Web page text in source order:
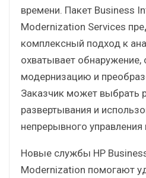
времени. Пакет Business
Modernization Services
комплексный подход к
охватывает обнаружение,
модернизацию и
Заказчик может выбрать
развертывания и
непрерывного
Новые службы HP
Modernization помогают